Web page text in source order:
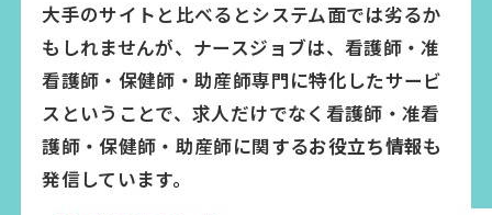
大手のサイトと比べるとシステム面では劣るか
もしれませんが、ナースジョブは、看護師・准
看護師・保健師・助産師専門に特化したサービ
スということで、求人だけでなく看護師・准看
護師・保健師・助産師に関するお役立ち情報も
発信しています。